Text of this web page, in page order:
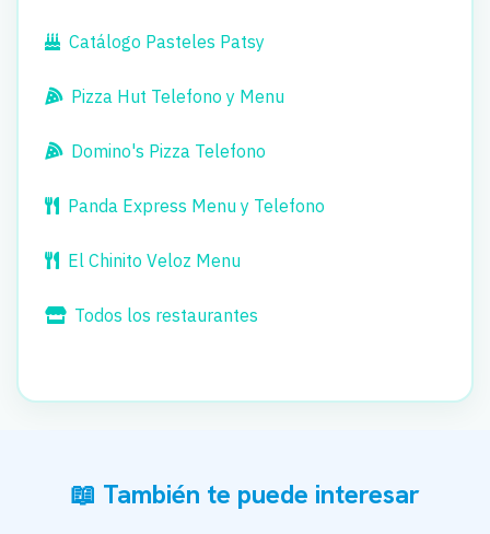
Catálogo Pasteles Patsy
Pizza Hut Telefono y Menu
Domino's Pizza Telefono
Panda Express Menu y Telefono
El Chinito Veloz Menu
Todos los restaurantes
📖 También te puede interesar